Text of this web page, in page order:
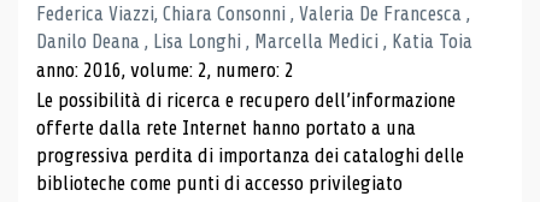
Federica Viazzi, Chiara Consonni , Valeria De Francesca ,
Danilo Deana , Lisa Longhi , Marcella Medici , Katia Toia
anno: 2016, volume: 2, numero: 2
Le possibilità di ricerca e recupero dell’informazione
offerte dalla rete Internet hanno portato a una
progressiva perdita di importanza dei cataloghi delle
biblioteche come punti di accesso privilegiato